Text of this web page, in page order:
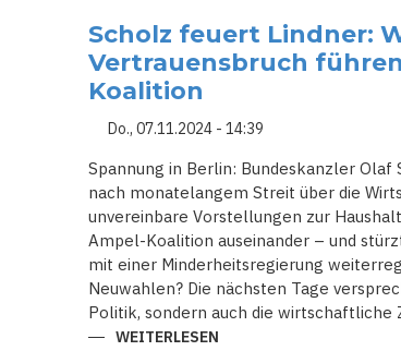
Scholz feuert Lindner:
Vertrauensbruch
Koalition
Do., 07.11.2024 - 14:39
Spannung in Berlin: Bundeskanzler
nach monatelangem Streit über die
unvereinbare Vorstellungen zur
Ampel-Koalition auseinander – und
mit einer Minderheitsregierung
Neuwahlen? Die nächsten Tage
Politik, sondern auch die wirtschaftliche
WEITERLESEN